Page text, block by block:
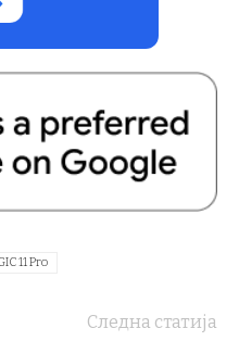
11 Pro
Следна статија